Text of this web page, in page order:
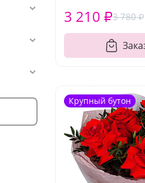
3 780 ₽
3 210 ₽
Крупный бутон